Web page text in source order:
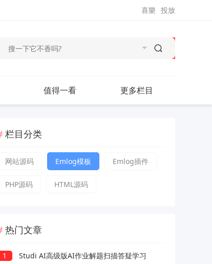
投放
喜樂
值得一看 更多栏目
栏目分类
网站源码 Emlog模板 Emlog插件
PHP源码 HTML源码
热门文章
1 Studi AI高级版AI作业解题扫描答疑学习